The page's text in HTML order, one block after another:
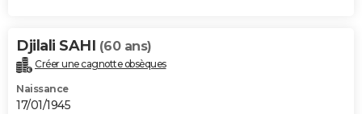
Djilali SAHI (60 ans)
Créer une cagnotte obsèques
Naissance
17/01/1945